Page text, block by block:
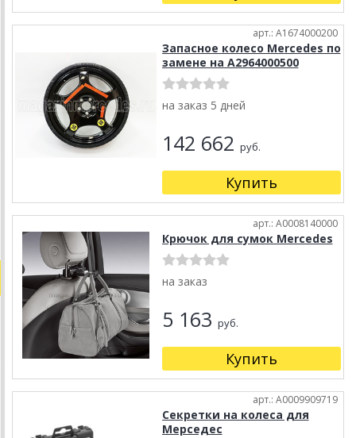
арт.: A1674000200
Запасное колесо Mercedes по
замене на A2964000500
на заказ 5 дней
142 662 руб.
Купить
арт.: A0008140000
Крючок для сумок Mercedes
на заказ
5 163 руб.
Купить
арт.: A0009909719
Секретки на колеса для
Мерседес